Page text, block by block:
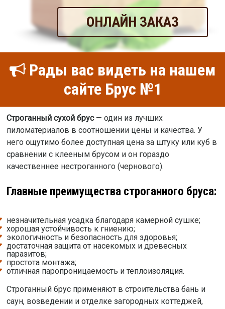
ОНЛАЙН ЗАКАЗ
Рады вас видеть на нашем
сайте Брус №1
Строганный сухой брус— один из лучших
пиломатериалов в соотношении цены и качества. У
него ощутимо более доступная цена за штуку или куб в
сравнении с клееным брусом и он гораздо
качественнее нестроганного (чернового).
Главные преимущества строганного бруса:
незначительная усадка благодаря камерной сушке;
хорошая устойчивость к гниению;
экологичность и безопасность для здоровья;
достаточная защита от насекомых и древесных
паразитов;
простота монтажа;
отличная паропроницаемость и теплоизоляция.
Строганный брус применяют в строительства бань и
саун, возведении и отделке загородных коттеджей,